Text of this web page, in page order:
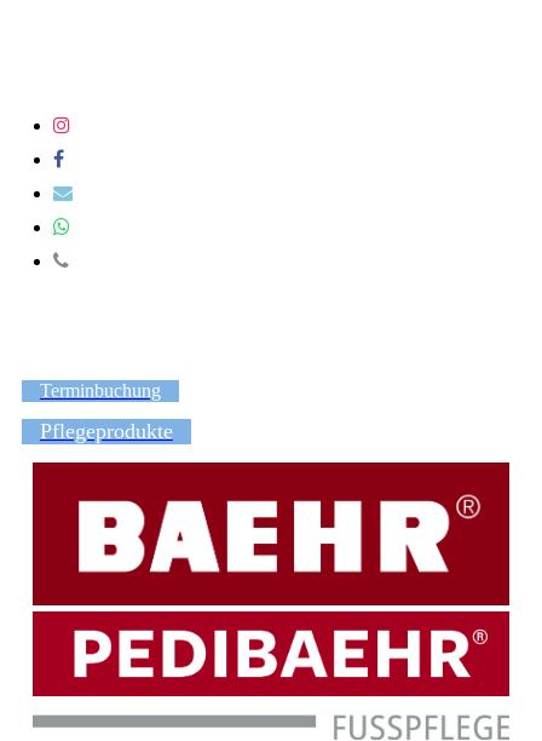
Terminbuchung
Pflegeprodukte